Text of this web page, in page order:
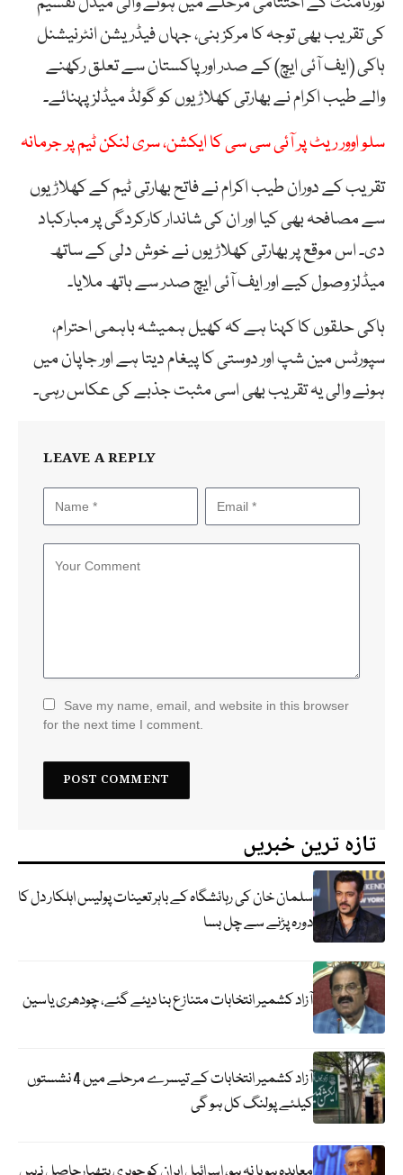
کی تقریب بھی توجہ کا مرکز بنی، جہاں فیڈریشن انٹرنیشنل
ہاکی (ایف آئی ایچ) کے صدر اور پاکستان سے تعلق رکھنے
والے طیب اکرام نے بھارتی کھلاڑیوں کو گولڈ میڈلز پہنائے۔
سلو اوور ریٹ پر آئی سی سی کا ایکشن، سری لنکن ٹیم پر جرمانہ
تقریب کے دوران طیب اکرام نے فاتح بھارتی ٹیم کے کھلاڑیوں
سے مصافحہ بھی کیا اور ان کی شاندار کارکردگی پر مبارکباد
دی۔ اس موقع پر بھارتی کھلاڑیوں نے خوش دلی کے ساتھ
میڈلز وصول کیے اور ایف آئی ایچ صدر سے ہاتھ ملایا۔
ہاکی حلقوں کا کہنا ہے کہ کھیل ہمیشہ باہمی احترام،
سپورٹس مین شپ اور دوستی کا پیغام دیتا ہے اور جاپان میں
ہونے والی یہ تقریب بھی اسی مثبت جذبے کی عکاس رہی۔
LEAVE A REPLY
Save my name, email, and website in this browser
for the next time I comment.
تازہ ترین خبریں
سلمان خان کی رہائشگاہ کے باہر تعینات پولیس اہلکار دل کا
دورہ پڑنے سے چل بسا
آزاد کشمیر انتخابات متنازع بنا دیئے گئے، چودھری یاسین
آزاد کشمیر انتخابات کے تیسرے مرحلے میں 4 نشستوں
کیلئے پولنگ کل ہو گی